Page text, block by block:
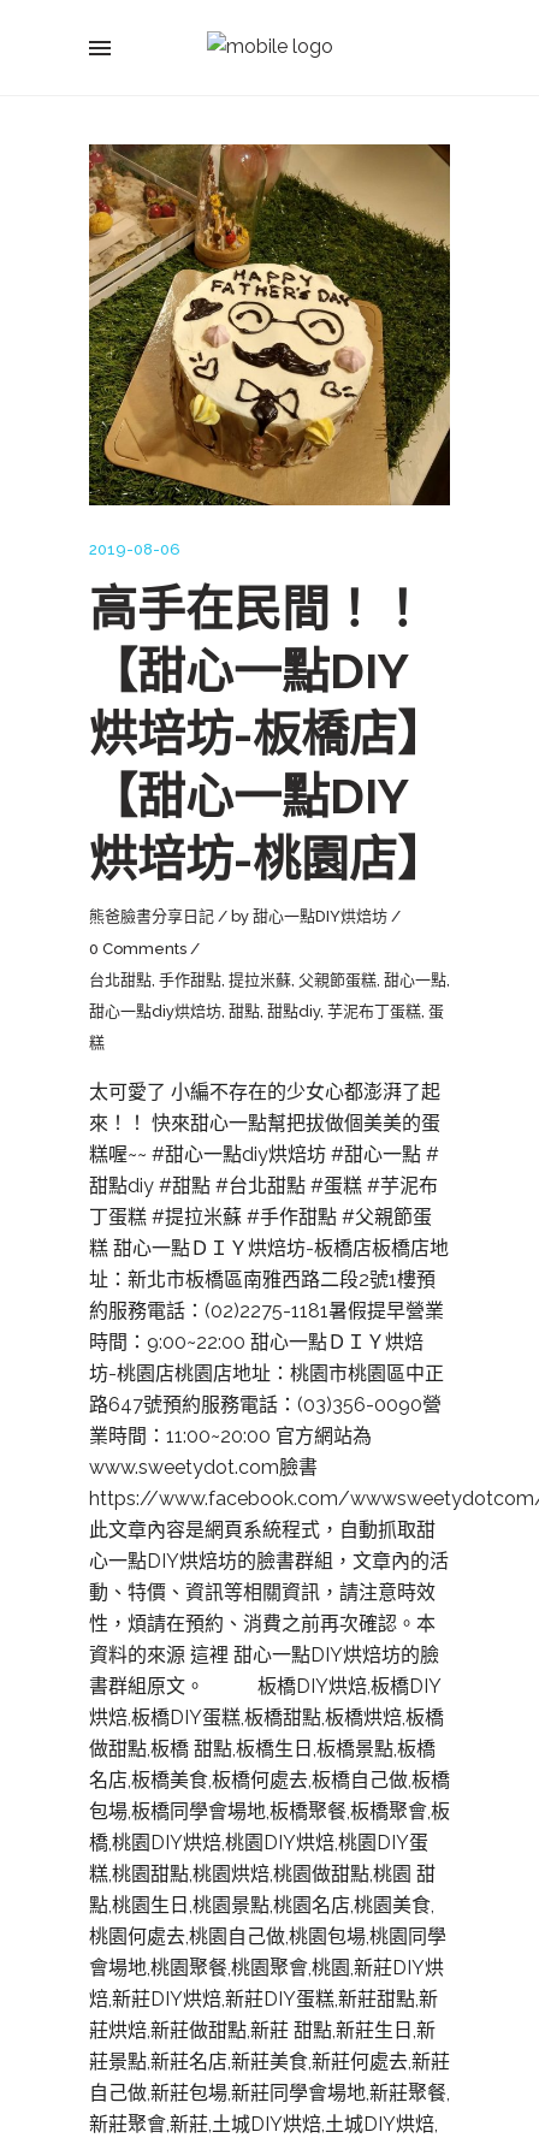
2019-08-06
高手在民間！！
【甜心一點DIY
烘培坊-板橋店】
【甜心一點DIY
烘培坊-桃園店】
熊爸臉書分享日記 by 甜心一點DIY烘焙坊
0 Comments
台北甜點, 手作甜點, 提拉米蘇, 父親節蛋糕, 甜心一點,
甜心一點diy烘焙坊, 甜點, 甜點diy, 芋泥布丁蛋糕, 蛋
糕
太可愛了 小編不存在的少女心都澎湃了起
來！！ 快來甜心一點幫把拔做個美美的蛋
糕喔~~ #甜心一點diy烘焙坊 #甜心一點 #
甜點diy #甜點 #台北甜點 #蛋糕 #芋泥布
丁蛋糕 #提拉米蘇 #手作甜點 #父親節蛋
糕 甜心一點ＤＩＹ烘焙坊-板橋店板橋店地
址：新北市板橋區南雅西路二段2號1樓預
約服務電話：(02)2275-1181暑假提早營業
時間：9:00~22:00 甜心一點ＤＩＹ烘焙
坊-桃園店桃園店地址：桃園市桃園區中正
路647號預約服務電話：(03)356-0090營
業時間：11:00~20:00 官方網站為
www.sweetydot.com臉書
https://www.facebook.com/
此文章內容是網頁系統程式，自動抓取甜
心一點DIY烘焙坊的臉書群組，文章內的活
動、特價、資訊等相關資訊，請注意時效
性，煩請在預約、消費之前再次確認。本
資料的來源 這裡 甜心一點DIY烘焙坊的臉
書群組原文。 板橋DIY烘焙,板橋DIY
烘焙,板橋DIY蛋糕,板橋甜點,板橋烘焙,板橋
做甜點,板橋 甜點,板橋生日,板橋景點,板橋
名店,板橋美食,板橋何處去,板橋自己做,板橋
包場,板橋同學會場地,板橋聚餐,板橋聚會,板
橋,桃園DIY烘焙,桃園DIY烘焙,桃園DIY蛋
糕,桃園甜點,桃園烘焙,桃園做甜點,桃園 甜
點,桃園生日,桃園景點,桃園名店,桃園美食,
桃園何處去,桃園自己做,桃園包場,桃園同學
會場地,桃園聚餐,桃園聚會,桃園,新莊DIY烘
焙,新莊DIY烘焙,新莊DIY蛋糕,新莊甜點,新
莊烘焙,新莊做甜點,新莊 甜點,新莊生日,新
莊景點,新莊名店,新莊美食,新莊何處去,新莊
自己做,新莊包場,新莊同學會場地,新莊聚餐,
新莊聚會,新莊,土城DIY烘焙,土城DIY烘焙,